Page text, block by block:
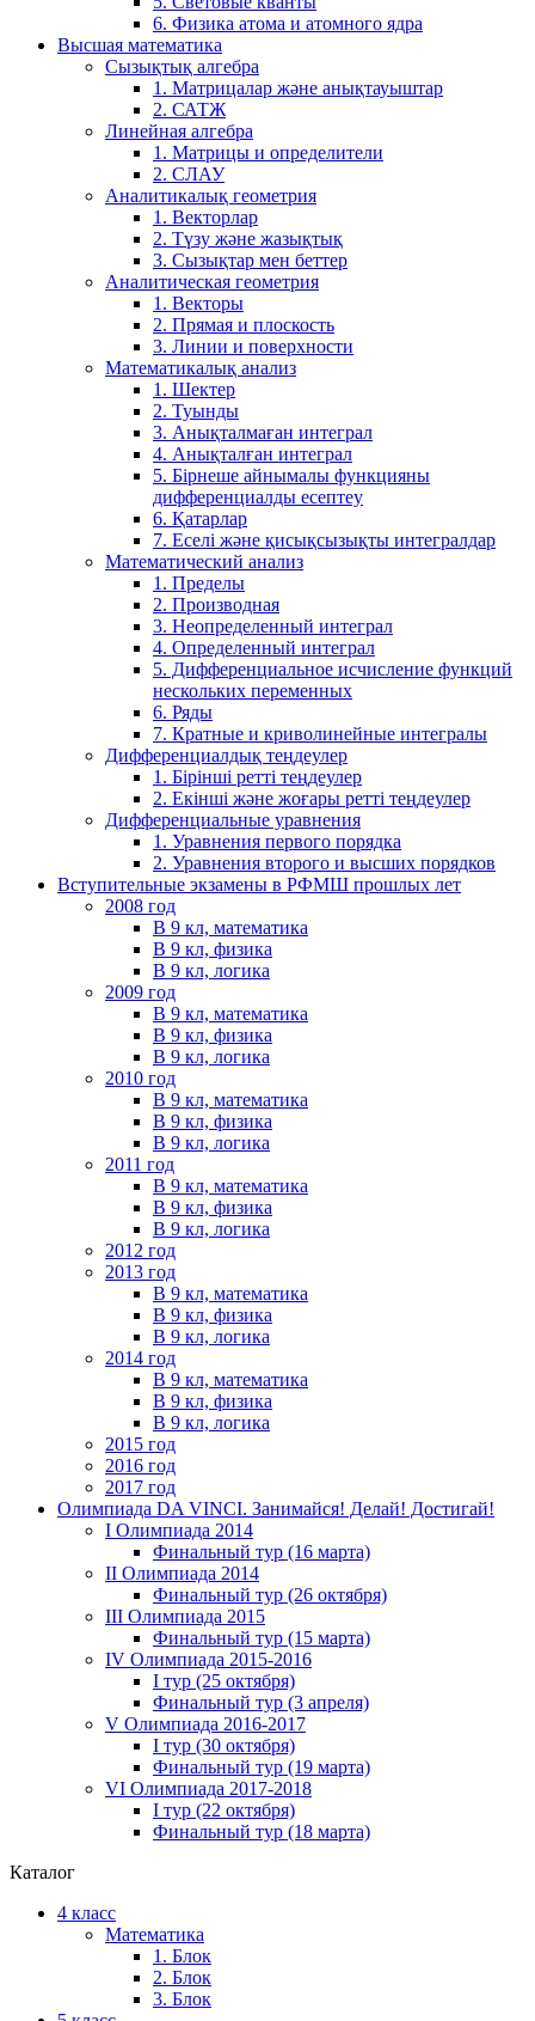
6. Физика атома и атомного ядра
Высшая математика
Сызықтық алгебра
1. Матрицалар және анықтауыштар
2. САТЖ
Линейная алгебра
1. Матрицы и определители
2. СЛАУ
Аналитикалық геометрия
1. Векторлар
2. Түзу және жазықтық
3. Сызықтар мен беттер
Аналитическая геометрия
1. Векторы
2. Прямая и плоскость
3. Линии и поверхности
Математикалық анализ
1. Шектер
2. Туынды
3. Анықталмаған интеграл
4. Анықталған интеграл
5. Бірнеше айнымалы функцияны
дифференциалды есептеу
6. Қатарлар
7. Еселі және қисықсызықты интегралдар
Математический анализ
1. Пределы
2. Производная
3. Неопределенный интеграл
4. Определенный интеграл
5. Дифференциальное исчисление функций
нескольких переменных
6. Ряды
7. Кратные и криволинейные интегралы
Дифференциалдық теңдеулер
1. Бірінші ретті теңдеулер
2. Екінші және жоғары ретті теңдеулер
Дифференциальные уравнения
1. Уравнения первого порядка
2. Уравнения второго и высших порядков
Вступительные экзамены в РФМШ прошлых лет
2008 год
В 9 кл, математика
В 9 кл, физика
В 9 кл, логика
2009 год
В 9 кл, математика
В 9 кл, физика
В 9 кл, логика
2010 год
В 9 кл, математика
В 9 кл, физика
В 9 кл, логика
2011 год
В 9 кл, математика
В 9 кл, физика
В 9 кл, логика
2012 год
2013 год
В 9 кл, математика
В 9 кл, физика
В 9 кл, логика
2014 год
В 9 кл, математика
В 9 кл, физика
В 9 кл, логика
2015 год
2016 год
2017 год
Олимпиада DA VINCI. Занимайся! Делай! Достигай!
I Олимпиада 2014
Финальный тур (16 марта)
II Олимпиада 2014
Финальный тур (26 октября)
III Олимпиада 2015
Финальный тур (15 марта)
IV Олимпиада 2015-2016
I тур (25 октября)
Финальный тур (3 апреля)
V Олимпиада 2016-2017
I тур (30 октября)
Финальный тур (19 марта)
VI Олимпиада 2017-2018
I тур (22 октября)
Финальный тур (18 марта)
Каталог
4 класс
Математика
1. Блок
2. Блок
3. Блок